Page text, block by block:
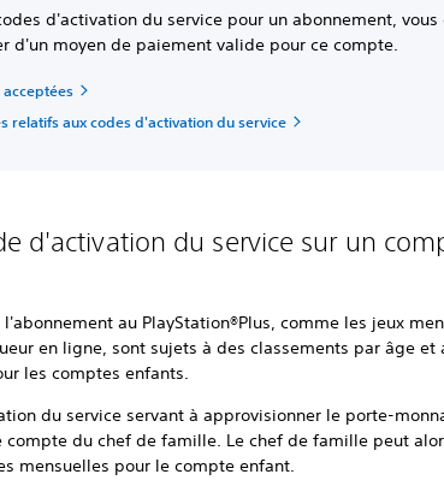
d'activation du service pour un abonnement, vous
d'un moyen de paiement valide pour ce compte.
relatifs aux codes d'activation du service
d'activation du service sur un
au PlayStation®Plus, comme les jeux
en ligne, sont sujets à des classements par âge et
les comptes enfants.
du service servant à approvisionner le porte-
compte du chef de famille. Le chef de famille peut
mensuelles pour le compte enfant.